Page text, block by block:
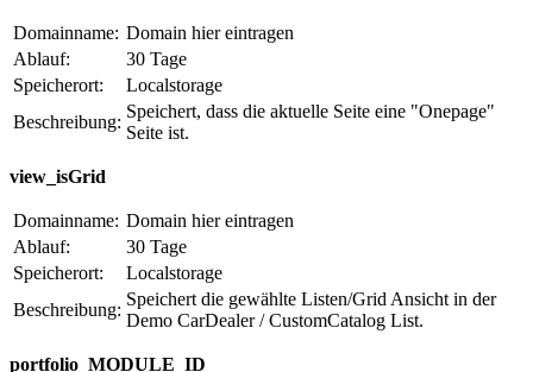
Domainname: Domain hier eintragen
Ablauf:
30 Tage
Speicherort:
Localstorage
Beschreibung:
Speichert, dass die aktuelle Seite eine "Onepage"
Seite ist.
view_isGrid
Domainname: Domain hier eintragen
Ablauf:
30 Tage
Speicherort:
Localstorage
Beschreibung:
Speichert die gewählte Listen/Grid Ansicht in der
Demo CarDealer / CustomCatalog List.
portfolio_MODULE_ID